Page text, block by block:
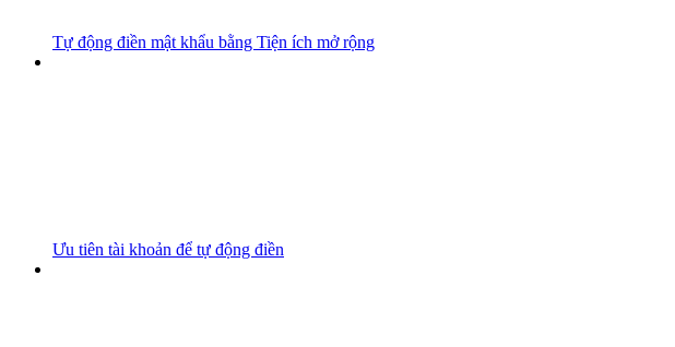
Tự động điền mật khẩu bằng Tiện ích mở rộng
Ưu tiên tài khoản để tự động điền